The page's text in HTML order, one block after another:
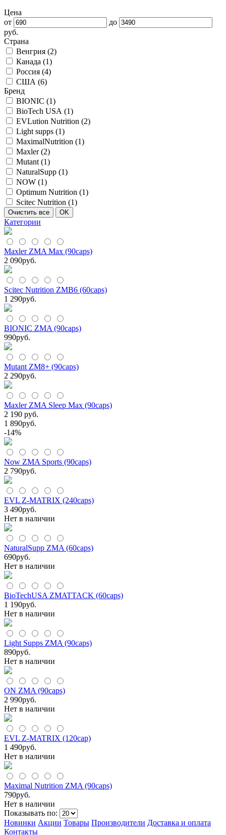
Цена
от
до
руб.
Страна
Венгрия (2)
Канада (1)
Россия (4)
США (6)
Бренд
BIONIC (1)
BioTech USA (1)
EVLution Nutrition (2)
Light supps (1)
MaximalNutrition (1)
Maxler (2)
Mutant (1)
NaturalSupp (1)
NOW (1)
Optimum Nutrition (1)
Scitec Nutrition (1)
Категории
Maxler ZMA Max (90caps)
2 090руб.
Scitec Nutrition ZMB6 (60caps)
1 290руб.
BIONIC ZMA (90caps)
990руб.
Mutant ZM8+ (90caps)
2 290руб.
Maxler ZMA Sleep Max (90caps)
2 190 руб.
1 890руб.
-14%
Now ZMA Sports (90caps)
2 790руб.
EVL Z-MATRIX (240сaps)
3 490руб.
Нет в наличии
NaturalSupp ZMA (60caps)
690руб.
Нет в наличии
BioTechUSA ZMATTACK (60caps)
1 190руб.
Нет в наличии
Light Supps ZMA (90caps)
890руб.
Нет в наличии
ON ZMA (90caps)
2 990руб.
Нет в наличии
EVL Z-MATRIX (120сap)
1 490руб.
Нет в наличии
Maximal Nutrition ZMA (90caps)
790руб.
Нет в наличии
Показывать по:
Новинки Акции Товары Производители Доставка и оплата
Контакты